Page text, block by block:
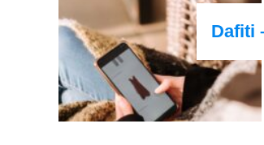
Dafiti